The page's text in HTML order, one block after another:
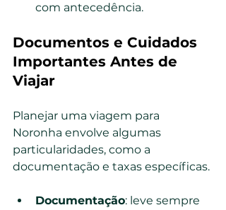
com antecedência.
Documentos e Cuidados
Importantes Antes de
Viajar
Planejar uma viagem para
Noronha envolve algumas
particularidades, como a
documentação e taxas específicas.
Documentação: leve sempre